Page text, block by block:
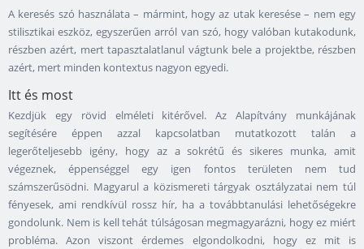
A keresés szó használata – mármint, hogy az utak keresése – nem egy
stilisztikai eszköz, egyszerűen arról van szó, hogy valóban kutakodunk,
részben azért, mert tapasztalatlanul vágtunk bele a projektbe, részben
azért, mert minden kontextus nagyon egyedi.
Itt és most
Kezdjük egy rövid elméleti kitérővel. Az Alapítvány munkájának
segítésére éppen azzal kapcsolatban mutatkozott talán a
legerőteljesebb igény, hogy az a sokrétű és sikeres munka, amit
végeznek, éppenséggel egy igen fontos területen nem tud
számszerűsödni. Magyarul a közismereti tárgyak osztályzatai nem túl
fényesek, ami rendkívül rossz hír, ha a továbbtanulási lehetőségekre
gondolunk. Nem is kell tehát túlságosan megmagyarázni, hogy ez miért
probléma. Azon viszont érdemes elgondolkodni, hogy ez mit is